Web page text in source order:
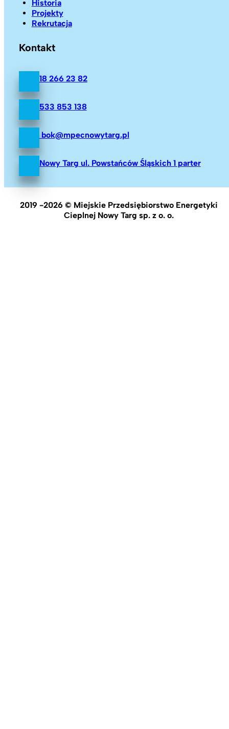
Historia
Projekty
Rekrutacja
Kontakt
18 266 23 82
533 853 138
bok@mpecnowytarg.pl
Nowy Targ ul. Powstańców Śląskich 1 parter
2019 -2026 © Miejskie Przedsiębiorstwo Energetyki
Cieplnej Nowy Targ sp. z o. o.